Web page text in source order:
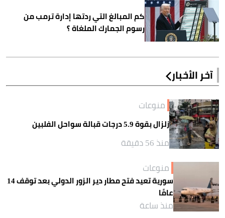
كم المبالغ التي ردتها إدارة ترمب من
رسوم الجمارك الملغاة ؟
آخر الأخبار
منوعات
زلزال بقوة 5.9 درجات قبالة سواحل الفلبين
منذ 56 دقيقة
منوعات
سورية تعيد فتح مطار دير الزور الدولي بعد توقف 14
عامًا
منذ ساعة